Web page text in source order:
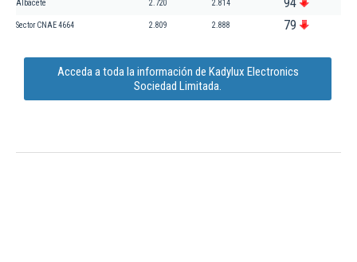
Albacete 2.720 2.814
Sector CNAE 4664 2.809 2.888 79
Acceda a toda la información de Kadylux Electronics
Sociedad Limitada.